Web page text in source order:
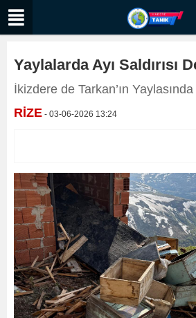
Yaylalarda Ayı Saldırısı
İkizdere de Tarkan’ın
RİZE - 03-06-2026 13:24